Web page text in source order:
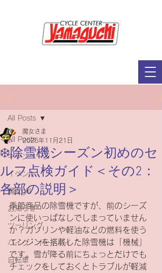
All Posts
キャンペーン
イベント
魔女girl
お知らせ
ツーリング
バイク・オートバイ
自転車
All Posts
❄️除雪機シーズン初めのセ
ルフ点検ガイド＜その2：
各部の説明＞
魔女さま
2025年11月21日
季節商品の除雪機ですが、前のシーズ
ンに使いっぱなしでしまっていません
か？ガソリンや軽油などの燃料を使う
エンジンを搭載した除雪機は「機械」
です。雪が降る前にちょっとだけでも
チェックをしておくとトラブルが軽減